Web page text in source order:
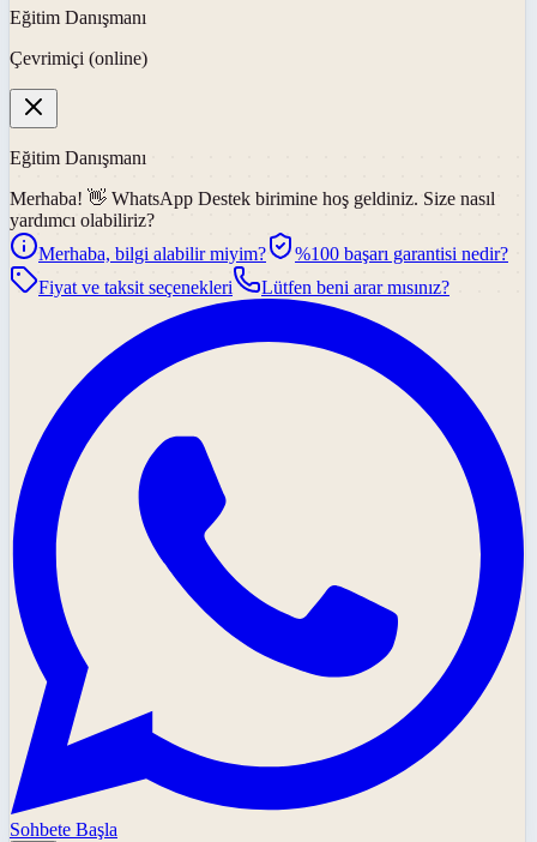
Eğitim Danışmanı
Çevrimiçi (online)
Eğitim Danışmanı
Merhaba! 👋 WhatsApp Destek birimine hoş geldiniz. Size nasıl
yardımcı olabiliriz?
Merhaba, bilgi alabilir miyim?
%100 başarı garantisi nedir?
Fiyat ve taksit seçenekleri
Lütfen beni arar mısınız?
Sohbete Başla